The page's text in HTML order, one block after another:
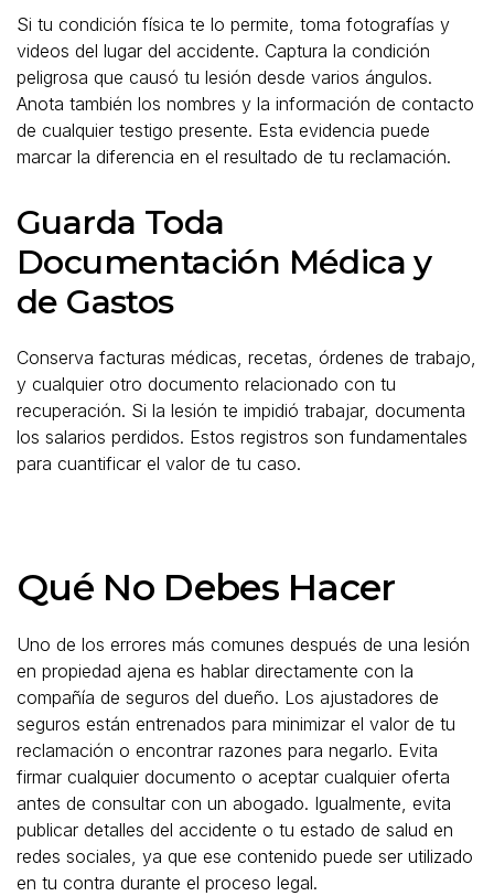
Si tu condición física te lo permite, toma fotografías y
videos del lugar del accidente. Captura la condición
peligrosa que causó tu lesión desde varios ángulos.
Anota también los nombres y la información de contacto
de cualquier testigo presente. Esta evidencia puede
marcar la diferencia en el resultado de tu reclamación.
Guarda Toda
Documentación Médica y
de Gastos
Conserva facturas médicas, recetas, órdenes de trabajo,
y cualquier otro documento relacionado con tu
recuperación. Si la lesión te impidió trabajar, documenta
los salarios perdidos. Estos registros son fundamentales
para cuantificar el valor de tu caso.
Qué No Debes Hacer
Uno de los errores más comunes después de una lesión
en propiedad ajena es hablar directamente con la
compañía de seguros del dueño. Los ajustadores de
seguros están entrenados para minimizar el valor de tu
reclamación o encontrar razones para negarlo. Evita
firmar cualquier documento o aceptar cualquier oferta
antes de consultar con un abogado. Igualmente, evita
publicar detalles del accidente o tu estado de salud en
redes sociales, ya que ese contenido puede ser utilizado
en tu contra durante el proceso legal.